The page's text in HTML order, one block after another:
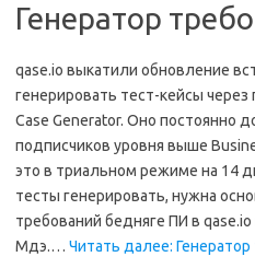
Генератор
qase.io выкатили обновление
генерировать тест-кейсы
Case Generator. Оно постоянно
подписчиков уровня выше
это в триальном режиме на 14
тесты генерировать, нужна
требований бедняге ПИ в
Мдэ.… Читать далее: